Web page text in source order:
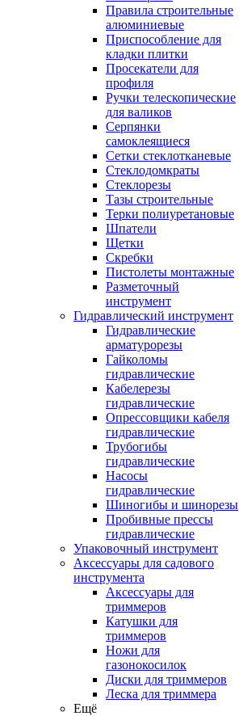
Правила строительные
алюминиевые
Приспособление для
кладки плитки
Просекатели для
профиля
Ручки телескопические
для валиков
Серпянки
самоклеящиеся
Сетки стеклотканевые
Стеклодомкраты
Стеклорезы
Тазы строительные
Терки полиуретановые
Шпатели
Щетки
Скребки
Пистолеты монтажные
Разметочный
инструмент
Гидравлический инструмент
Гидравлические
арматурорезы
Гайколомы
гидравлические
Кабелерезы
гидравлические
Опрессовщики кабеля
гидравлические
Трубогибы
гидравлические
Насосы
гидравлические
Шиногибы и шинорезы
Пробивные прессы
гидравлические
Упаковочный инструмент
Аксессуары для садового
инструмента
Аксессуары для
триммеров
Катушки для
триммеров
Ножи для
газонокосилок
Диски для триммеров
Леска для триммера
Ещё